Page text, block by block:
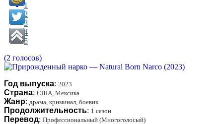
1
2
3
4
5
(2 голосов)
Год выпуска: 2023
Страна: США, Мексика
Жанр: драма, криминал, боевик
Продолжительность: 1 сезон
Перевод: Профессиональный (Многоголосый)